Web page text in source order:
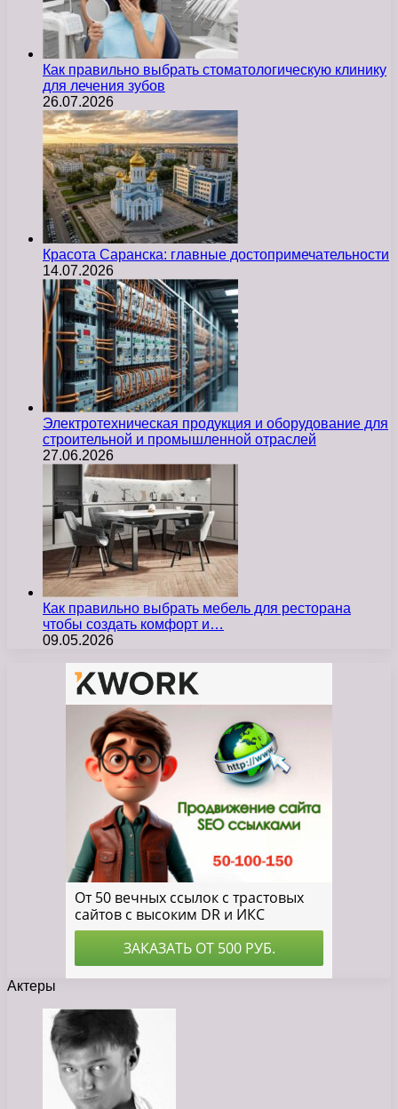
Как правильно выбрать стоматологическую клинику
для лечения зубов
26.07.2026
Красота Саранска: главные достопримечательности
14.07.2026
Электротехническая продукция и оборудование для
строительной и промышленной отраслей
27.06.2026
Как правильно выбрать мебель для ресторана
чтобы создать комфорт и…
09.05.2026
Актеры